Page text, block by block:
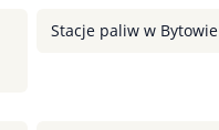
Stacje paliw w Bytowie